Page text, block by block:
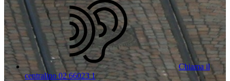
Chiama il
centralino 02 66023 1